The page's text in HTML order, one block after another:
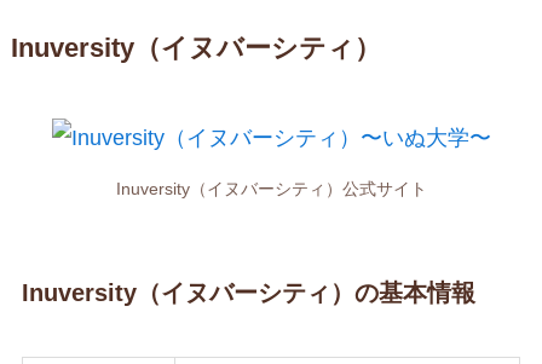
Inuversity（イヌバーシティ）
Inuversity（イヌバーシティ）公式サイト
Inuversity（イヌバーシティ）の基本情報